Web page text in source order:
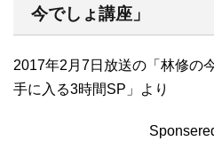
今でしょ講座」
2017年2月7日放送の「林修の
手に入る3時間SP」より